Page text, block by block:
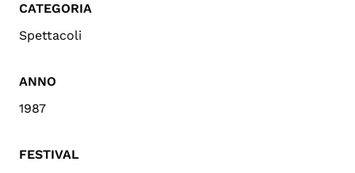
CATEGORIA
Spettacoli
ANNO
1987
FESTIVAL